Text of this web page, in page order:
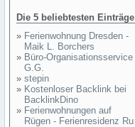
Die 5 beliebtesten Einträge
» Ferienwohnung Dresden -
Maik L. Borchers
» Büro-Organisationsservice
G.G.
» stepin
» Kostenloser Backlink bei
BacklinkDino
» Ferienwohnungen auf
Rügen - Ferienresidenz Ru